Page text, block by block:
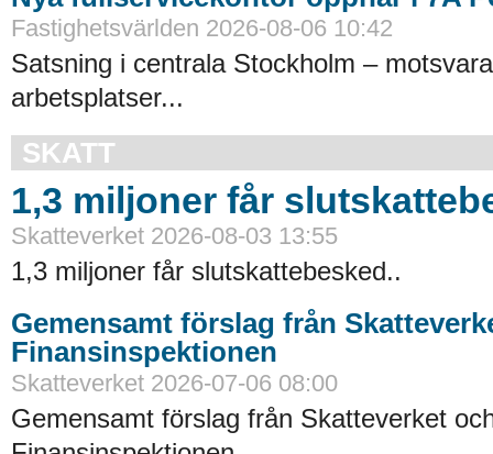
Fastighetsvärlden 2026-08-06 10:42
Satsning i centrala Stockholm –
arbetsplatser...
SKATT
1,3 miljoner får
Skatteverket 2026-08-03 13:55
1,3 miljoner får slutskattebesked..
Gemensamt förslag från
Finansinspektionen
Skatteverket 2026-07-06 08:00
Gemensamt förslag från Skatteverket